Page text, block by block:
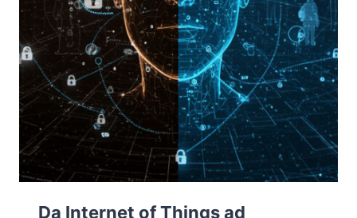
Da Internet of Things ad